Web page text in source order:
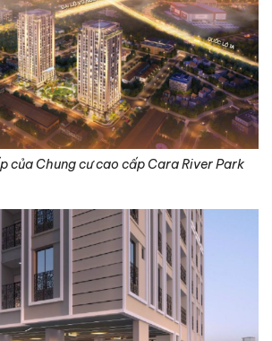
của Chung cư cao cấp Cara River Park